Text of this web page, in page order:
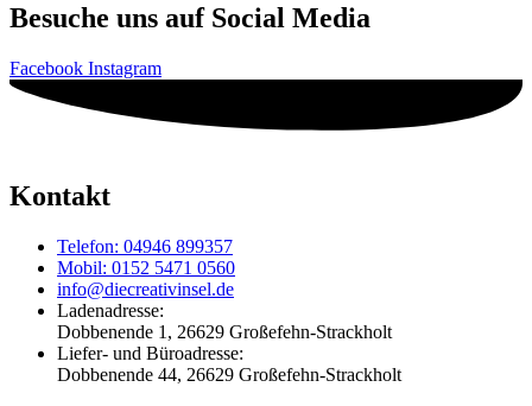
Besuche uns auf Social Media
Facebook Instagram
Kontakt
Telefon: 04946 899357
Mobil: 0152 5471 0560
info@diecreativinsel.de
Ladenadresse:
Dobbenende 1, 26629 Großefehn-Strackholt
Liefer- und Büroadresse:
Dobbenende 44, 26629 Großefehn-Strackholt